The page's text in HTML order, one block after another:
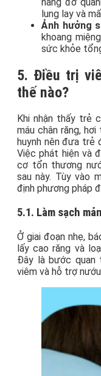
lung lay và
Ảnh hưởng
khoang
sức khỏe
5. Điều trị
thế nào?
Khi nhận thấy trẻ
máu chân răng,
huynh nên đưa trẻ
Việc phát hiện và
cơ tổn thương
sau này. Tùy vào
định phương pháp
5.1. Làm sạch
Ở giai đoạn nhẹ,
lấy cao răng và
Đây là bước quan
viêm và hỗ trợ